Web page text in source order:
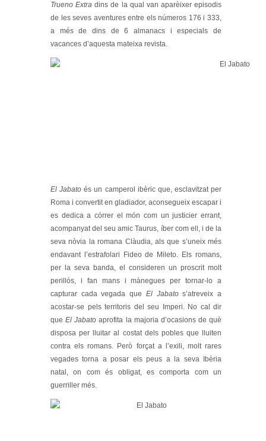
Trueno Extra dins de la qual van aparèixer episodis
de les seves aventures entre els números 176 i 333,
a més de dins de 6 almanacs i especials de
vacances d’aquesta mateixa revista.
El Jabato és un camperol ibèric que, esclavitzat per
Roma i convertit en gladiador, aconsegueix escapar i
es dedica a córrer el món com un justicier errant,
acompanyat del seu amic Taurus, íber com ell, i de la
seva nòvia la romana Clàudia, als que s’uneix més
endavant l’estrafolari Fideo de Mileto. Els romans,
per la seva banda, el consideren un proscrit molt
perillós, i fan mans i mànegues per tornar-lo a
capturar cada vegada que El Jabatos’atreveix a
acostar-se pels territoris del seu Imperi. No cal dir
queEl Jabato aprofita la majoria d’ocasions de què
disposa per lluitar al costat dels pobles que lluiten
contra els romans. Però forçat a l’exili, molt rares
vegades torna a posar els peus a la seva Ibèria
natal, on com és obligat, es comporta com un
guerriller més.